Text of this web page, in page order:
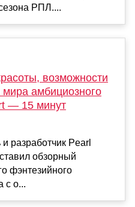
РПЛ....
возможности
мира амбициозного
— 15 минут
разработчик Pearl
обзорный
фэнтезийного
с о...